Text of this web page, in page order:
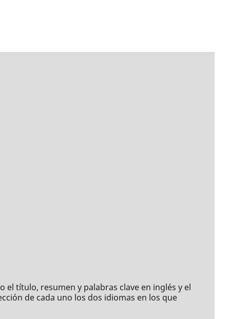
título, resumen y palabras clave en inglés y el
de cada uno los dos idiomas en los que